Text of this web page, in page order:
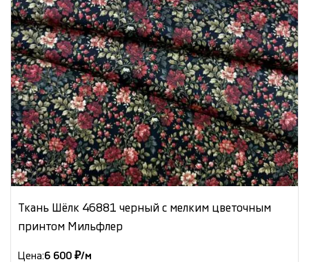
Ткань Шёлк 46881 черный с мелким цветочным
принтом Мильфлер
Цена:6 600 ₽/м